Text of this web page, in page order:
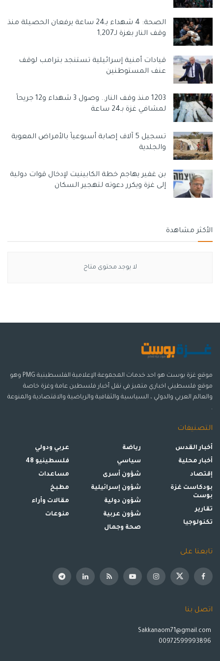
وسوم: #أسماء_جديدة_للمنحة_القطرية
رئيسي
الصحة: 4 شهداء بـ24 ساعة يرفعان الحصيلة منذ
وقف النار بغزة لـ1,207
قيادات أمنية إسرائيلية تستنجد بترامب لوقف
عنف المستوطنين
1203 منذ وقف النار.. وصول 3 شهداء و12 جريحاً
لمشافي غزة بـ24 ساعة
تسجيل 5 آلاف إصابة أسبوعياً بالأمراض المعوية
والجلدية
بن غفير يهاجم خطة الكابينيت لإدخال قوات دولية
إلى غزة ويكرر دعوته لتهجير السكان
الأكثر مشاهدة
لا يوجد محتوى متاح
موقع غزة بوست هو احد خدمات المجموعة الإعلامية الفلسطينية PMG وهو
موقع فلسطيني اخباري متميز في نقل أخبار فلسطين عامة وغزة خاصة
والعالم العربي والدولي ، السياسية والثقافية والرياضية والاقتصادية والمنوعة
.
التصنيفات
أخبار القدس
أخبار محلية
إقتصاد
بودكاست غزة
بوست
تقارير
تكنولوجيا
رياضة
سياسي
شؤون أسرى
شؤون إسرائيلية
شؤون دولية
شؤون عربية
صحة وجمال
عربي ودولي
فلسطينيو 48
مساعدات
مطبخ
مقالات وأراء
منوعات
تابعنا على
اتصل بنا
Sakkanaom71@gmail.com